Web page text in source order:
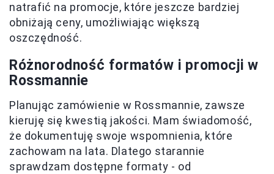
natrafić na promocje, które jeszcze bardziej
obniżają ceny, umożliwiając większą
oszczędność.
Różnorodność formatów i promocji w
Rossmannie
Planując zamówienie w Rossmannie, zawsze
kieruję się kwestią jakości. Mam świadomość,
że dokumentuję swoje wspomnienia, które
zachowam na lata. Dlatego starannie
sprawdzam dostępne formaty - od